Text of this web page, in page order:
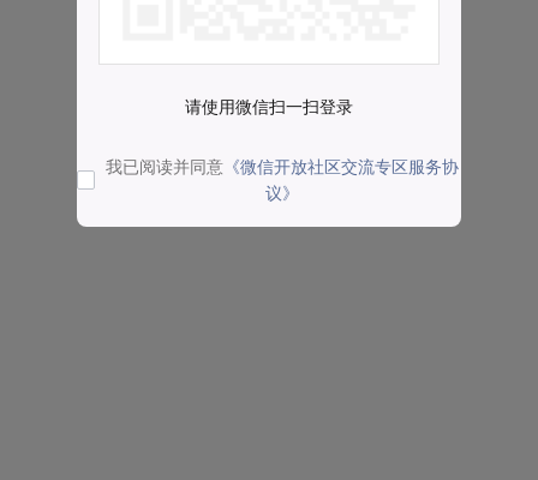
请使用微信扫一扫登录
我已阅读并同意 《微信开放社区交流专区服务协
议》